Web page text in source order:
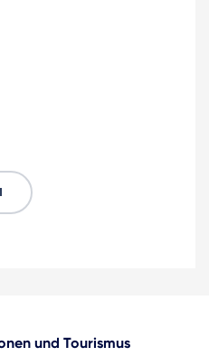
und Tourismus